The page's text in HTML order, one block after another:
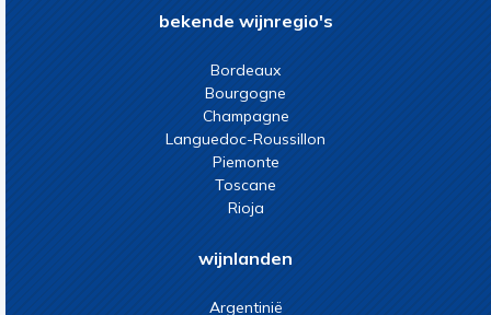
bekende wijnregio's
Bordeaux
Bourgogne
Champagne
Languedoc-Roussillon
Piemonte
Toscane
Rioja
wijnlanden
Argentinië